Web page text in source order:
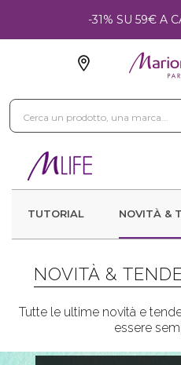
-31% SU 59€ A
TUTORIAL NOVITÀ &
NOVITÀ &
Tutte le ultime novità e
essere